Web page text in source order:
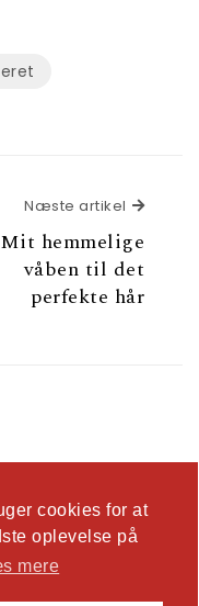
Næste artikel Næste
Mit hemmelige
våben til det
perfekte hår
Spiracle Themes
cookies for at
oplevelse på
mere